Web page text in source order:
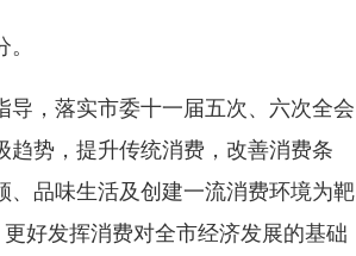
导，落实市委十一届五次、六次全会
势，提升传统消费，改善消费条
品味生活及创建一流消费环境为靶
好发挥消费对全市经济发展的基础